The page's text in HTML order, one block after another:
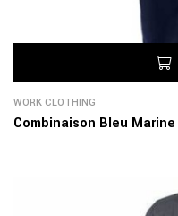
WORK CLOTHING
Combinaison Bleu Marine